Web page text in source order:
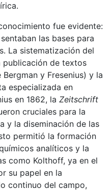
fue evidente:
las bases para
La sistematización del
publicación de textos
y Fresenius) y la
especializada en
en 1862, la Zeitschrift
cruciales para la
y la diseminación de las
permitió la formación
analíticos y la
como Kolthoff, ya en el
su papel en la
continuo del campo,